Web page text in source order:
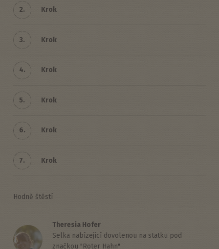
2. Krok
3. Krok
4. Krok
5. Krok
6. Krok
7. Krok
Hodně štěstí
Theresia Hofer
Selka nabízející dovolenou na statku pod
značkou "Roter Hahn"